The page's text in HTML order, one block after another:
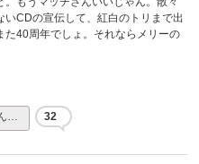
CDの宣伝して、紅白のトリまで出
た40周年でしょ。それならメリーの
… 32